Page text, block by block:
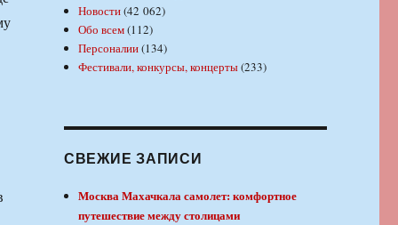
Новости(42 062)
Обо всем(112)
Персоналии(134)
Фестивали, конкурсы, концерты(233)
СВЕЖИЕ ЗАПИСИ
Москва Махачкала самолет: комфортное
путешествие между столицами